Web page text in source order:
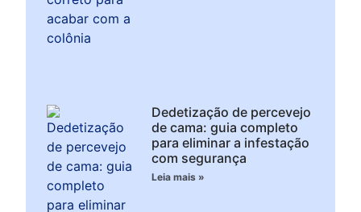
Dedetização de percevejo
de cama: guia completo
para eliminar a infestação
com segurança
Leia mais »